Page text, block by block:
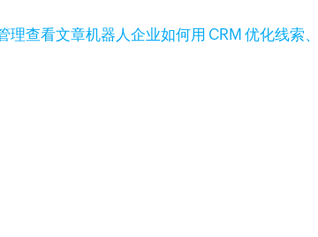
查看文章机器人企业如何用 CRM 优化线索